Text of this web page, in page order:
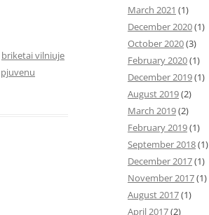
briketai vilniuje
pjuvenu
March 2021 (1)
December 2020(1)
October 2020(3)
February 2020(1)
December 2019(1)
August 2019(2)
March 2019(2)
February 2019(1)
September 2018(1)
December 2017(1)
November 2017(1)
August 2017(1)
April 2017(2)